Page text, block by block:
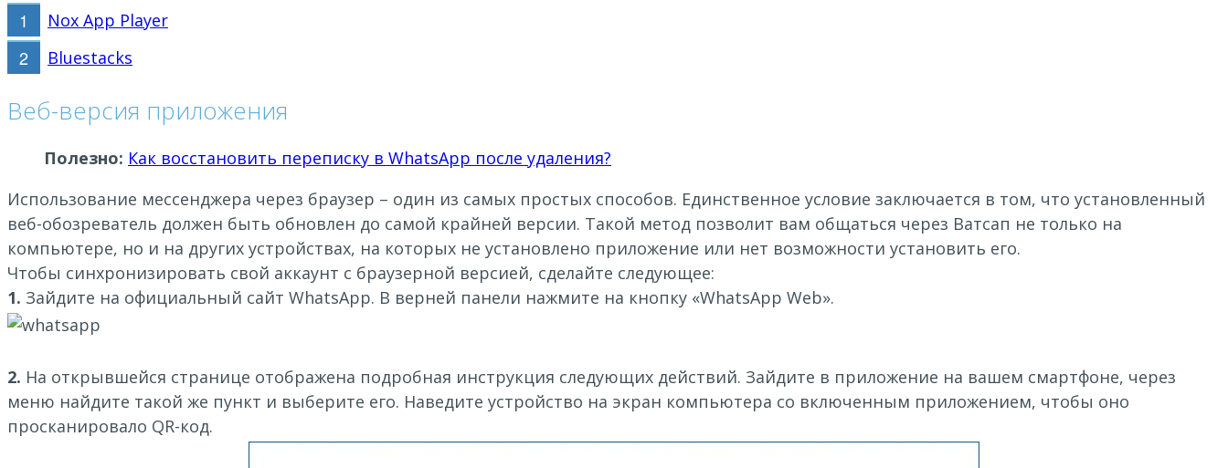
Nox App Player
Bluestacks
Веб-версия приложения
Полезно: Как восстановить переписку в WhatsApp после удаления?
Использование мессенджера через браузер – один из самых простых способов. Единственное условие заключается в том, что установленный
веб-обозреватель должен быть обновлен до самой крайней версии. Такой метод позволит вам общаться через Ватсап не только на
компьютере, но и на других устройствах, на которых не установлено приложение или нет возможности установить его.
Чтобы синхронизировать свой аккаунт с браузерной версией, сделайте следующее:
1. Зайдите на официальный сайт WhatsApp. В верней панели нажмите на кнопку «WhatsApp Web».
2. На открывшейся странице отображена подробная инструкция следующих действий. Зайдите в приложение на вашем смартфоне, через
меню найдите такой же пункт и выберите его. Наведите устройство на экран компьютера со включенным приложением, чтобы оно
просканировало QR-код.